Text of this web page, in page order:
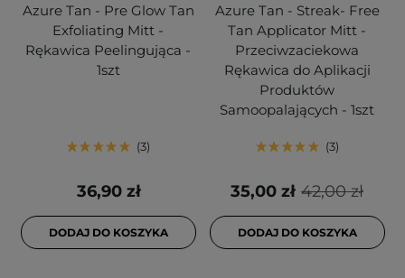
Azure Tan - Pre Glow Tan
Exfoliating Mitt -
Rękawica Peelingująca -
1szt
3
36,90 zł
DODAJ DO KOSZYKA
Azure Tan - Streak- Free
Tan Applicator Mitt -
Przeciwzaciekowa
Rękawica do Aplikacji
Produktów
Samoopalających - 1szt
3
42,00 zł
35,00 zł
DODAJ DO KOSZYKA